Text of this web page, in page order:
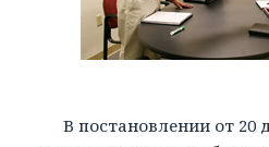
В постановлении от 20